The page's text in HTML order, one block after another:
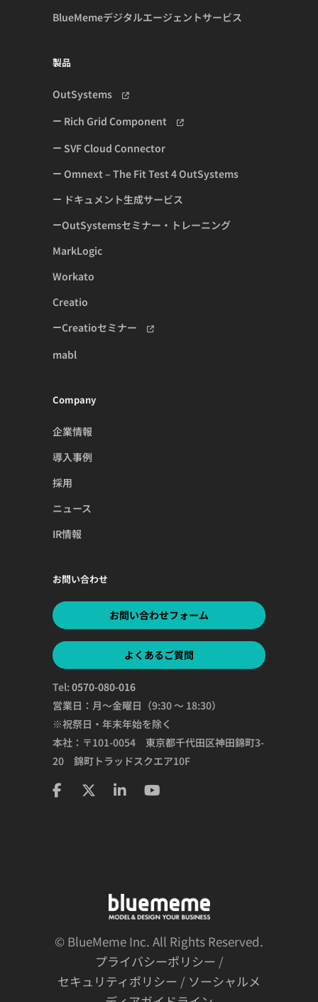
BlueMemeデジタルエージェントサービス
製品
OutSystems
Rich Grid Component
SVF Cloud Connector
Omnext – The Fit Test 4 OutSystems
ドキュメント生成サービス
OutSystemsセミナー・トレーニング
MarkLogic
Workato
Creatio
Creatioセミナー
mabl
Company
企業情報
導入事例
採用
ニュース
IR情報
お問い合わせ
お問い合わせフォーム
よくあるご質問
Tel:0570-080-016
営業日：月～金曜日（9:30 ～ 18:30）
※祝祭日・年末年始を除く
本社：〒101-0054 東京都千代田区神田錦町3-
20 錦町トラッドスクエア10F
© BlueMeme Inc. All Rights Reserved.
プライバシーポリシー /
セキュリティポリシー / ソーシャルメ